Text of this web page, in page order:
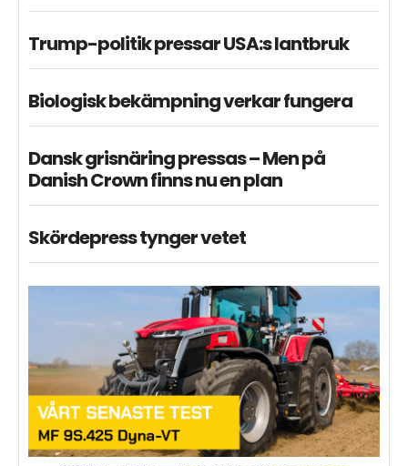
Trump-politik pressar USA:s lantbruk
Biologisk bekämpning verkar fungera
Dansk grisnäring pressas – Men på
Danish Crown finns nu en plan
Skördepress tynger vetet